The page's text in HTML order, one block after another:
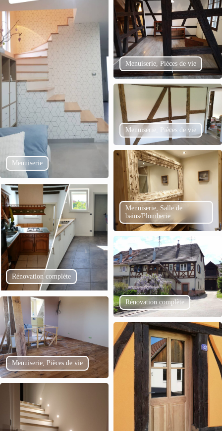
Menuiserie
Menuiserie, Pièces de vie
Menuiserie, Pièces de vie
Menuiserie, Salle de
bains/Plomberie
Rénovation complète
Rénovation complète
Menuiserie, Pièces de vie